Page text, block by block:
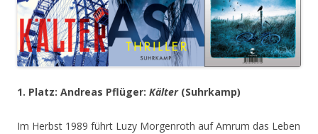
1. Platz: Andreas Pflüger: Kälter (Suhrkamp)
Im Herbst 1989 führt Luzy Morgenroth auf Amrum das Leben